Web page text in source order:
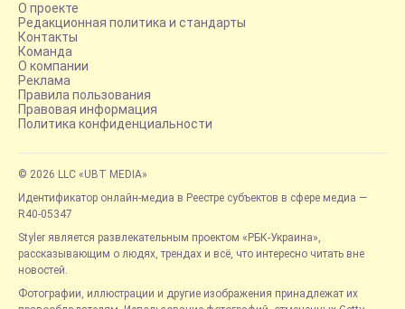
О проекте
Редакционная политика и стандарты
Контакты
Команда
О компании
Реклама
Правила пользования
Правовая информация
Политика конфиденциальности
© 2026 LLC «UBT MEDIA»
Идентификатор онлайн-медиа в Реестре субъектов в сфере медиа —
R40-05347
Styler является развлекательным проектом «РБК-Украина»,
рассказывающим о людях, трендах и всё, что интересно читать вне
новостей.
Фотографии, иллюстрации и другие изображения принадлежат их